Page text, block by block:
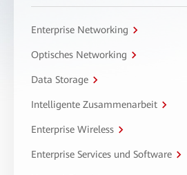
Enterprise Networking
Optisches Networking
Data Storage
Intelligente Zusammenarbeit
Enterprise Wireless
Enterprise Services und Software